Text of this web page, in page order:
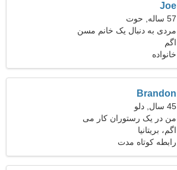
Joe
57 ساله, حوت
مردی به دنبال یک خانم مسن
48-55
اگم
خانواده
Brandon
45 سال, دلو
من در یک رستوران کار می
کنم و به دنبال یک زن مشتاق
هستم
اگم، بریتانیا
رابطه کوتاه مدت